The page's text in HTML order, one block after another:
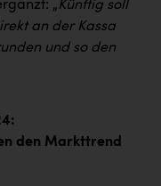
„Künftig soll
an der Kassa
und so den
den Markttrend